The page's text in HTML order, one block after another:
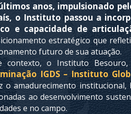
anos, impulsionado
o Instituto passou a
e capacidade de
estratégico que
futuro de sua atuação.
contexto, o Instituto
IGDS – Instituto
o amadurecimento institucional,
ao desenvolvimento
e no campo.